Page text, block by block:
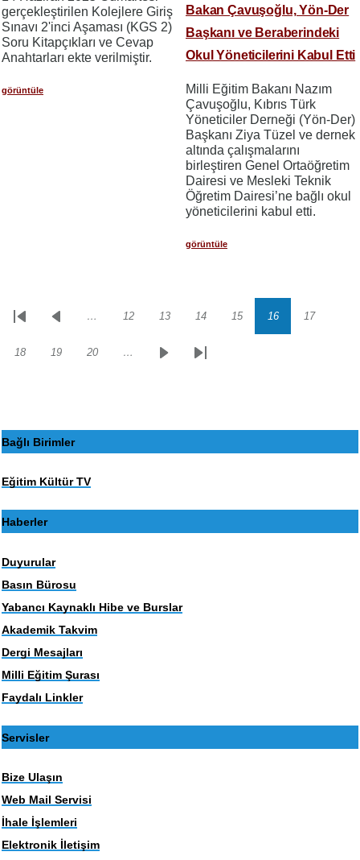
gerçekleştirilen Kolejlere Giriş
Sınavı 2'inci Aşaması (KGS 2)
Soru Kitapçıkları ve Cevap
Anahtarları ekte verilmiştir.
görüntüle
Bakan Çavuşoğlu, Yön-Der
Başkanı ve Beraberindeki
Okul Yöneticilerini Kabul Etti
Milli Eğitim Bakanı Nazım
Çavuşoğlu, Kıbrıs Türk
Yöneticiler Derneği (Yön-Der)
Başkanı Ziya Tüzel ve dernek
altında çalışmalarını
birleştiren Genel Ortaöğretim
Dairesi ve Mesleki Teknik
Öğretim Dairesi’ne bağlı okul
yöneticilerini kabul etti.
görüntüle
Sayfalama
İlk
Önceki… Sayfa
12 Sayfa
13 Sayfa
14 Sayfa
15 Sayfa
16 Sayfa
17
Sayfa
18 Sayfa
19 Sayfa
20 …
SonrakiSon
Bağlı Birimler
Eğitim Kültür TV
Haberler
Duyurular
Basın Bürosu
Yabancı Kaynaklı Hibe ve Burslar
Akademik Takvim
Dergi Mesajları
Milli Eğitim Şurası
Faydalı Linkler
Servisler
Bize Ulaşın
Web Mail Servisi
İhale İşlemleri
Elektronik İletişim